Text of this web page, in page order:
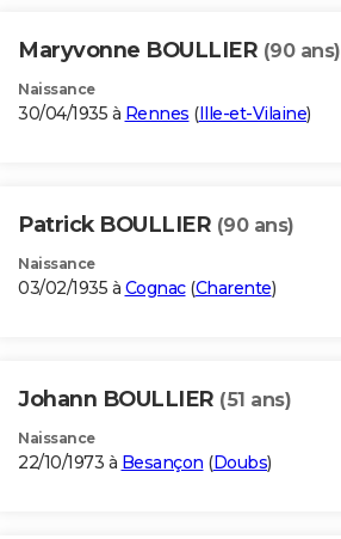
Maryvonne BOULLIER (90 ans)
Naissance
30/04/1935 à Rennes (Ille-et-Vilaine)
Patrick BOULLIER (90 ans)
Naissance
03/02/1935 à Cognac(Charente)
Johann BOULLIER (51 ans)
Naissance
22/10/1973 à Besançon (Doubs)